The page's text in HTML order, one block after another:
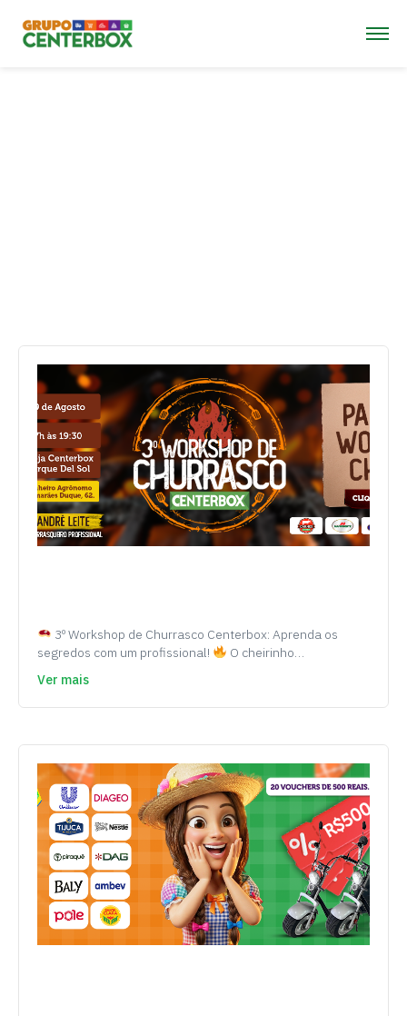
3º Workshop de Churrasco Centerbox: Aprenda os
segredos com um profissional!
O cheirinho…
Ver mais